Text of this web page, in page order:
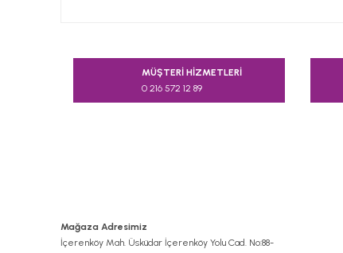
Bu ürünün fiyat bilgisi, resim, ürün
Görüş ve önerileriniz için teşekkür ederiz.
MÜŞTERİ HİZMETLERİ
0 216 572 12 89
Mağaza Adresimiz
İçerenköy Mah. Üsküdar İçerenköy Yolu Cad. No:88-